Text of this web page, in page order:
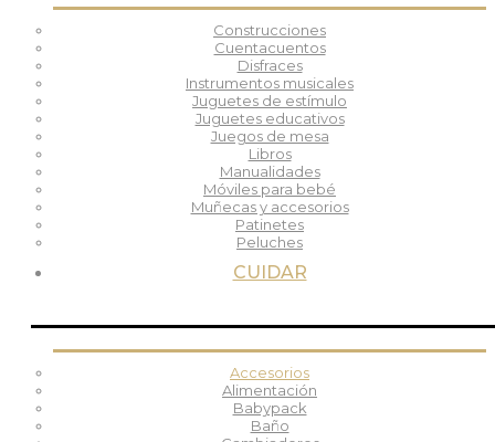
Construcciones
Cuentacuentos
Disfraces
Instrumentos musicales
Juguetes de estímulo
Juguetes educativos
Juegos de mesa
Libros
Manualidades
Móviles para bebé
Muñecas y accesorios
Patinetes
Peluches
CUIDAR
Accesorios
Alimentación
Babypack
Baño